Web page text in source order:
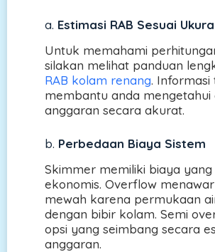
a. Estimasi RAB Sesuai
Untuk memahami
silakan melihat panduan
RAB kolam renang.
membantu anda mengetahui
anggaran secara akurat.
b. Perbedaan Biaya Sistem
Skimmer memiliki biaya yang
ekonomis. Overflow
mewah karena permukaan
dengan bibir kolam. Semi
opsi yang seimbang secara
anggaran.